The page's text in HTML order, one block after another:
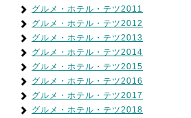
グルメ・ホテル・テツ2011
グルメ・ホテル・テツ2012
グルメ・ホテル・テツ2013
グルメ・ホテル・テツ2014
グルメ・ホテル・テツ2015
グルメ・ホテル・テツ2016
グルメ・ホテル・テツ2017
グルメ・ホテル・テツ2018